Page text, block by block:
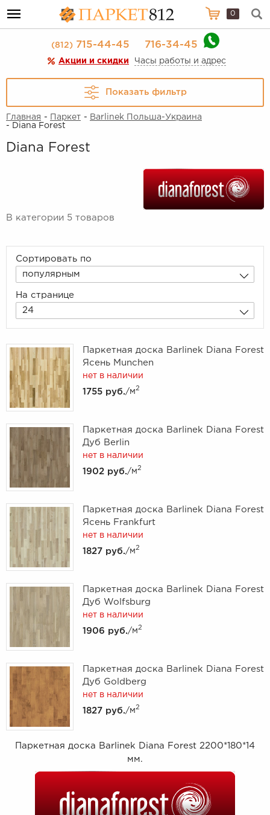
0
(812)715-44-45 716-34-45
Акции и скидки Часы работы и адрес
Показать фильтр
Главная - Паркет - Barlinek Польша-Украина
- Diana Forest
Diana Forest
В категории 5 товаров
Сортировать по
популярным
На странице
24
Паркетная доска Barlinek Diana Forest
Ясень Munchen
нет в наличии
1755 руб. /м 2
Паркетная доска Barlinek Diana Forest
Дуб Berlin
нет в наличии
1902 руб. /м 2
Паркетная доска Barlinek Diana Forest
Ясень Frankfurt
нет в наличии
1827 руб. /м 2
Паркетная доска Barlinek Diana Forest
Дуб Wolfsburg
нет в наличии
1906 руб. /м 2
Паркетная доска Barlinek Diana Forest
Дуб Goldberg
нет в наличии
1827 руб. /м 2
Паркетная доска Barlinek Diana Forest 2200*180*14
мм.